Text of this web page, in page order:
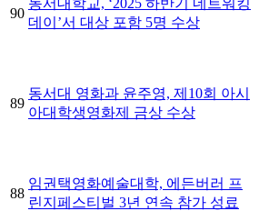
90
데이’서 대상 포함 5명 수상
89
동서대 영화과 윤주영, 제10회 아시
아대학생영화제 금상 수상
88
임권택영화예술대학, 에든버러 프
린지페스티벌 3년 연속 참가 성료